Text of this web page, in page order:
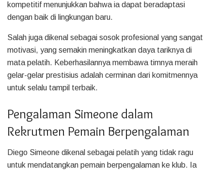
kompetitif menunjukkan bahwa ia dapat beradaptasi
dengan baik di lingkungan baru.
Salah juga dikenal sebagai sosok profesional yang sangat
motivasi, yang semakin meningkatkan daya tariknya di
mata pelatih. Keberhasilannya membawa timnya meraih
gelar-gelar prestisius adalah cerminan dari komitmennya
untuk selalu tampil terbaik.
Pengalaman Simeone dalam
Rekrutmen Pemain Berpengalaman
Diego Simeone dikenal sebagai pelatih yang tidak ragu
untuk mendatangkan pemain berpengalaman ke klub. Ia